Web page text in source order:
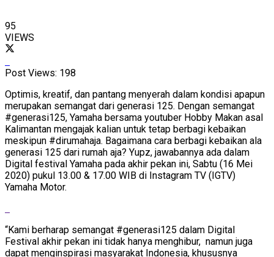
95
VIEWS
Post Views: 198
Optimis, kreatif, dan pantang menyerah dalam kondisi apapun
merupakan semangat dari generasi 125. Dengan semangat
#generasi125, Yamaha bersama youtuber Hobby Makan asal
Kalimantan mengajak kalian untuk tetap berbagi kebaikan
meskipun #dirumahaja. Bagaimana cara berbagi kebaikan ala
generasi 125 dari rumah aja? Yupz, jawabannya ada dalam
Digital festival Yamaha pada akhir pekan ini, Sabtu (16 Mei
2020) pukul 13.00 & 17.00 WIB di Instagram TV (IGTV)
Yamaha Motor.
“Kami berharap semangat #generasi125 dalam Digital
Festival akhir pekan ini tidak hanya menghibur, namun juga
dapat menginspirasi masyarakat Indonesia, khususnya